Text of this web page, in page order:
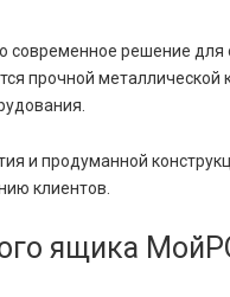
решение для
прочной
и продуманной
клиентов.
ящика